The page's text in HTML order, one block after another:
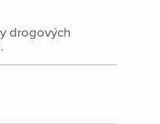
drogových